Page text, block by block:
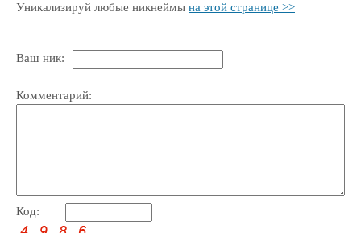
Уникализируй любые никнеймы на этой странице >>
Ваш ник:
Комментарий:
Код: